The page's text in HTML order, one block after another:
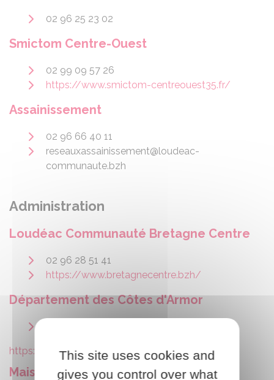
02 96 25 23 02
Smictom Centre-Ouest
02 99 09 57 26
https://www.smictom-centreouest35.fr/
Assainissement
02 96 66 40 11
reseauxassainissement@loudeac-
communaute.bzh
Administration
Loudéac Communauté Bretagne Centre
02 96 28 51 41
https://www.bretagnecentre.bzh/
Département des Côtes d'Armor
https://cotesdarmor.fr/
Maison du Département de Loudéac
This site uses cookies and
gives you control over what